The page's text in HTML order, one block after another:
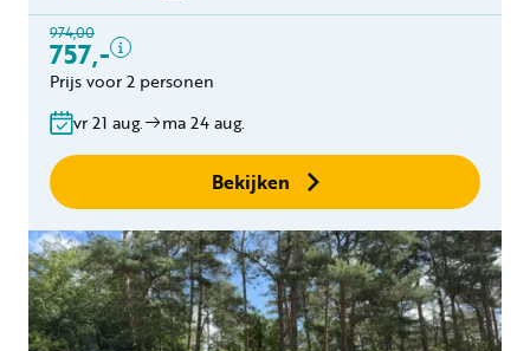
974,00
757,-
Toeristenbelasting
binnen 24 uur
Geen boekingskosten
Prijs voor 2 personen
vr 21 aug. ma 24 aug.
Bekijken